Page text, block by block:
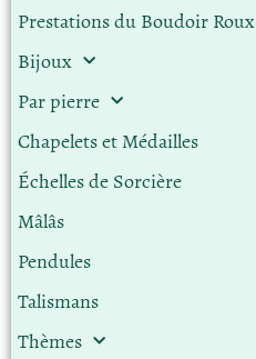
Prestations du Boudoir Roux
Bijoux
Par pierre
Chapelets et Médailles
Échelles de Sorcière
Mâlâs
Pendules
Talismans
Thèmes